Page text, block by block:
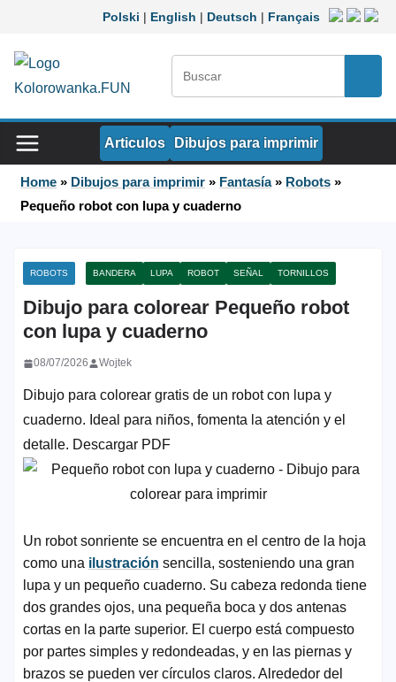
Saltar al contenidoPolski | English | Deutsch | Français
Articulos Dibujos para imprimir
Home » Dibujos para imprimir » Fantasía» Robots »
Pequeño robot con lupa y cuaderno
ROBOTS BANDERA LUPA ROBOT SEÑAL TORNILLOS
Dibujo para colorear Pequeño robot
con lupa y cuaderno
08/07/2026 Wojtek
Dibujo para colorear gratis de un robot con lupa y
cuaderno. Ideal para niños, fomenta la atención y el
detalle. Descargar PDF
Un robot sonriente se encuentra en el centro de la hoja
como una ilustración sencilla, sosteniendo una gran
lupa y un pequeño cuaderno. Su cabeza redonda tiene
dos grandes ojos, una pequeña boca y dos antenas
cortas en la parte superior. El cuerpo está compuesto
por partes simples y redondeadas, y en las piernas y
brazos se pueden ver círculos claros. Alrededor del